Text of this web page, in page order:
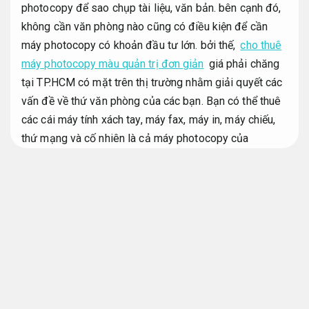
photocopy để sao chụp tài liệu, văn bản. bên cạnh đó,
không cần văn phòng nào cũng có điều kiện để cần
máy photocopy có khoản đầu tư lớn. bởi thế, cho thuê
máy photocopy màu quản trị đơn giản giá phải chăng
tại TP.HCM có mặt trên thị trường nhằm giải quyết các
vấn đề về thứ văn phòng của các bạn. Bạn có thể thuê
các cái máy tính xách tay, máy fax, máy in, máy chiếu,
thứ mạng và cố nhiên là cả máy photocopy của